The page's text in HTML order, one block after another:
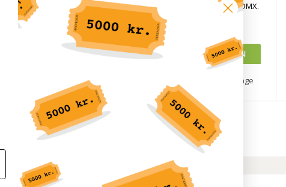
True1-TOP kabel. 5-pol DMX.
IP65. 1,5 meter
DKK 979,00
På lager, 3-8 hverdage
True1-TOP kabel. 5-pol DMX.
På lager, 3-8 hverdage